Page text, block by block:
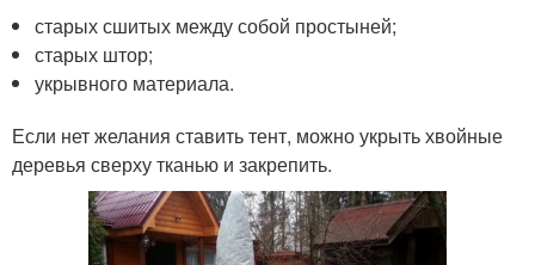
старых сшитых между собой простыней;
старых штор;
укрывного материала.
Если нет желания ставить тент, можно укрыть хвойные
деревья сверху тканью и закрепить.